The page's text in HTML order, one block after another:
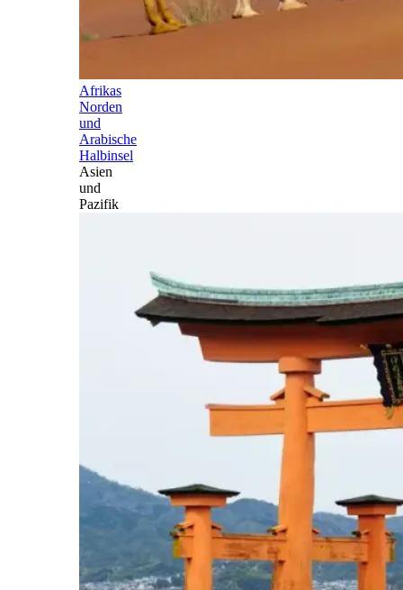
Afrikas
Norden
und
Arabische
Halbinsel
Asien
und
Pazifik